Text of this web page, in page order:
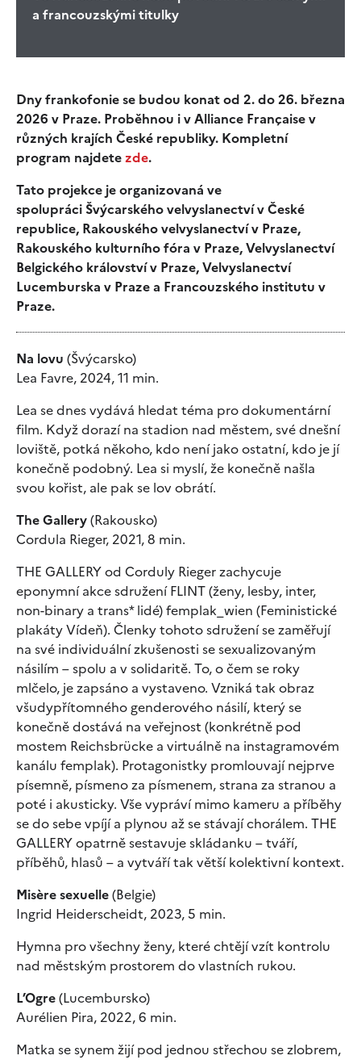
a francouzskými titulky
Dny frankofonie se budou konat od 2. do 26. března
2026 v Praze. Proběhnou i v Alliance Française v
různých krajích České republiky. Kompletní
program najdetezde.
Tato projekce je organizovaná ve
spolupráci Švýcarského velvyslanectví v České
republice, Rakouského velvyslanectví v Praze,
Rakouského kulturního fóra v Praze, Velvyslanectví
Belgického království v Praze, Velvyslanectví
Lucemburska v Praze a Francouzského institutu v
Praze.
Na lovu (Švýcarsko)
Lea Favre, 2024, 11 min.
Lea se dnes vydává hledat téma pro dokumentární
film. Když dorazí na stadion nad městem, své dnešní
loviště, potká někoho, kdo není jako ostatní, kdo je jí
konečně podobný. Lea si myslí, že konečně našla
svou kořist, ale pak se lov obrátí.
The Gallery(Rakousko)
Cordula Rieger, 2021, 8 min.
THE GALLERY od Corduly Rieger zachycuje
eponymní akce sdružení FLINT (ženy, lesby, inter,
non-binary a trans* lidé) femplak_wien (Feministické
plakáty Vídeň). Členky tohoto sdružení se zaměřují
na své individuální zkušenosti se sexualizovaným
násilím – spolu a v solidaritě. To, o čem se roky
mlčelo, je zapsáno a vystaveno. Vzniká tak obraz
všudypřítomného genderového násilí, který se
konečně dostává na veřejnost (konkrétně pod
mostem Reichsbrücke a virtuálně na instagramovém
kanálu femplak). Protagonistky promlouvají nejprve
písemně, písmeno za písmenem, strana za stranou a
poté i akusticky. Vše vypráví mimo kameru a příběhy
se do sebe vpíjí a plynou až se stávají chorálem. THE
GALLERY opatrně sestavuje skládanku – tváří,
příběhů, hlasů – a vytváří tak větší kolektivní kontext.
Misère sexuelle(Belgie)
Ingrid Heiderscheidt, 2023, 5 min.
Hymna pro všechny ženy, které chtějí vzít kontrolu
nad městským prostorem do vlastních rukou.
L’Ogre(Lucembursko)
Aurélien Pira, 2022, 6 min.
Matka se synem žijí pod jednou střechou se zlobrem,